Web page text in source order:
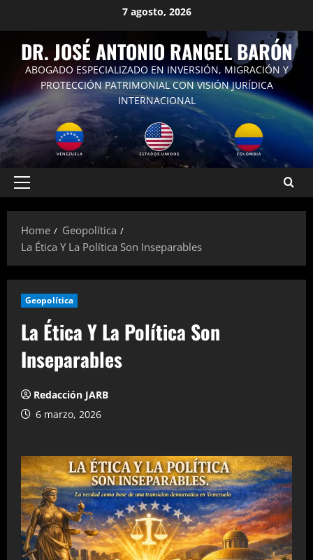
content
7 agosto, 2026
DR. JOSÉ ANTONIO RANGEL BARÓN
ABOGADO ESPECIALIZADO EN INVERSIÓN, MIGRACIÓN Y
PROTECCIÓN PATRIMONIAL CON VISIÓN JURÍDICA
INTERNACIONAL
Primary
Home
Geopolítica
La Ética Y La Política Son Inseparables
Geopolítica
La Ética Y La Política Son
Inseparables
Redacción JARB
6 marzo, 2026